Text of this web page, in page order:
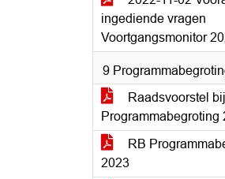
ingediende vragen
Voortgangsmonitor
9
Raadsvoorstel bij
Programmabegroting
RB
2023